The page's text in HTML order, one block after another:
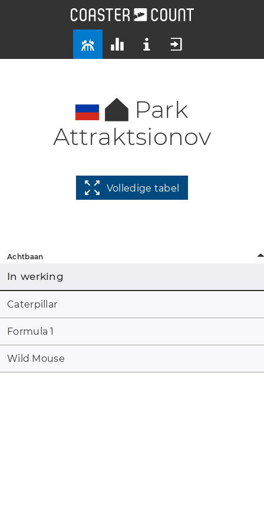
Park
Attraktsionov
Volledige tabel
Achtbaan
In werking
Caterpillar
Formula 1
Wild Mouse